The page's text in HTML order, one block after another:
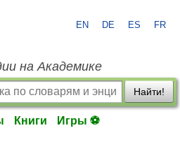
EN DE ES FR
на Академике
Найти!
Книги Игры ⚽